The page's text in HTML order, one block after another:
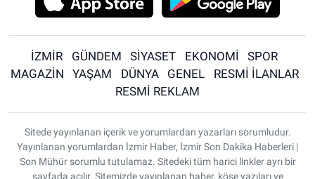
İZMİR GÜNDEM SİYASET EKONOMİ
SPOR
MAGAZİN
YAŞAM DÜNYA GENEL
RESMİ İLANLAR
RESMİ REKLAM
Sitede yayınlanan içerik ve yorumlardan yazarları sorumludur.
Yayınlanan yorumlardan İzmir Haber, İzmir Son Dakika Haberleri |
Son Mühür sorumlu tutulamaz. Sitedeki tüm harici linkler ayrı bir
sayfada açılır. Sitemizde yayınlanan haber, köşe yazıları ve